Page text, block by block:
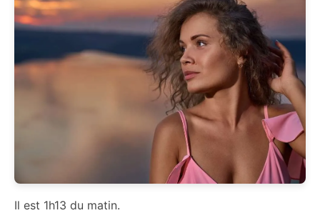
Il est 1h13 du matin.